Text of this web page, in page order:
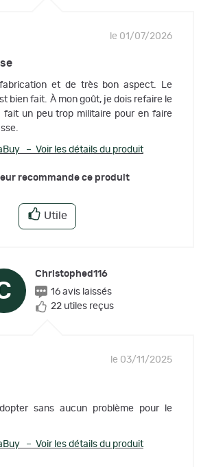
le 01/07/2026
et de très bon aspect. Le
bien fait. À mon goût, je dois refaire le
fait un peu trop militaire pour en faire
– Voir les détails du produit
recommande ce produit
Utile
Christophed116
16 avis laissés
22 utiles reçus
le 03/11/2025
sans aucun problème pour le
– Voir les détails du produit